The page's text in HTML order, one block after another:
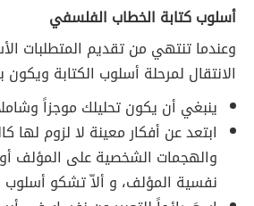
أسلوب كتابة الخطاب الفلسفي
وعندما تنتهي من تقديم المتطلبات
الانتقال لمرحلة أسلوب الكتابة ويكون
ينبغي أن يكون تحليلك موجزاً
ابتعد عن أفكار معينة لا لزوم لها
والهجمات الشخصية على المؤلف
نفسية المؤلف، و ألاّ تشكو أسلوب